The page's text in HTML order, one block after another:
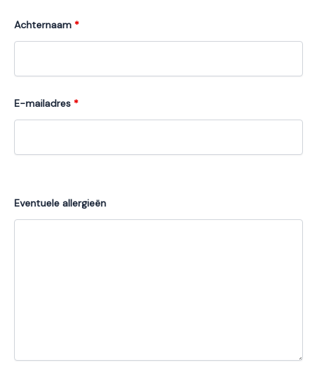
Achternaam *
E-mailadres *
Eventuele allergieën